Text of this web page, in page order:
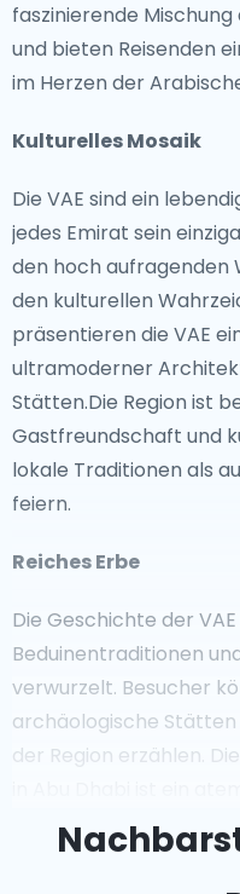
faszinierende
und bieten Reisenden
im Herzen der
Kulturelles Mosaik
Die VAE sind ein
jedes Emirat sein
den hoch aufragenden
den kulturellen
präsentieren die VAE
ultramoderner
Stätten.Die Region ist
Gastfreundschaft und
lokale Traditionen als
feiern.
Reiches Erbe
Die Geschichte der
Beduinentraditionen
verwurzelt. Besucher
archäologische
der Region erzählen.
architektonisches
der Nation für die